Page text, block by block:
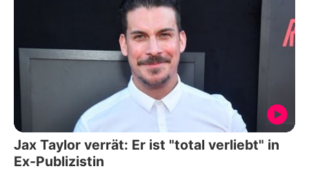
Jax Taylor verrät: Er ist "total verliebt" in
Ex-Publizistin